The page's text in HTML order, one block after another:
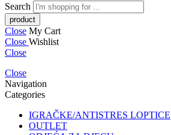
Search
Close My Cart
Close Wishlist
Close
Close
Navigation
Categories
IGRAČKE/ANTISTRES LOPTICE
OUTLET